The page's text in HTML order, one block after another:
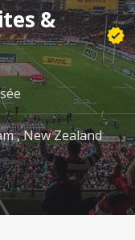
&
, New Zealand